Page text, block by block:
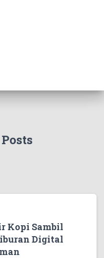
Kopi Sambil
Digital